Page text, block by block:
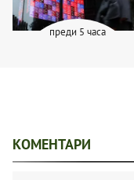
преди 5 часа
КОМЕНТАРИ